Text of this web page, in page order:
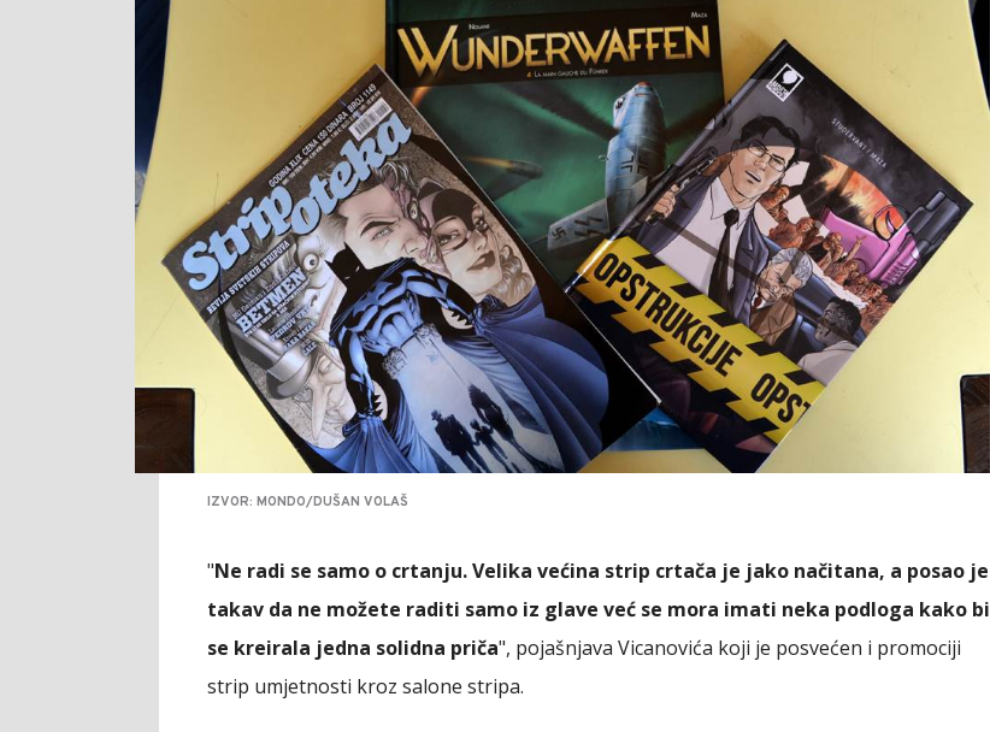
IZVOR: MONDO/DUŠAN VOLAŠ
"Ne radi se samo o crtanju. Velika većina strip crtača je jako načitana, a posao je
takav da ne možete raditi samo iz glave već se mora imati neka podloga kako bi
se kreirala jedna solidna priča", pojašnjava Vicanovića koji je posvećen i promociji
strip umjetnosti kroz salone stripa.